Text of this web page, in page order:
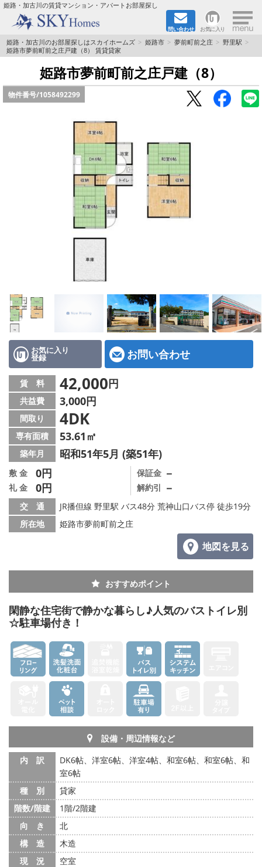
姫路・加古川の賃貸マンション・アパートお部屋探し
問い合わせ お気に入り ×
TOPページ
都市ガス·オール電化
☆新築物件☆
☆敷金＆礼金0円物件☆
☆ペット飼育可能物件☆
路線·駅から探す
スタッフ紹介
店舗情報·アクセス
会社概要
メールでお問い合わせ
姫路・加古川のお部屋探しはスカイホームズ 姫路市 夢前町前之庄
野里駅
姫路市夢前町前之庄戸建（8） 賃貸貸家
姫路市夢前町前之庄戸建（8）
物件番号/1058492299
お気に入り
登録 お問い合わせ
賃 料 42,000円
共益費 3,000円
間取り 4DK
専有面積 53.61㎡
築年月 昭和51年5月 (築51年)
敷 金 0円
礼 金 0円
保証金 －
解約引 －
交 通
JR播但線 野里駅 バス48分 荒神山口バス停 徒歩19分
所在地
姫路市夢前町前之庄
地図を見る
おすすめポイント
閑静な住宅街で静かな暮らし♪人気のバストイレ別
☆駐車場付き！
設備・周辺情報など
内 訳
DK6帖、洋室6帖、洋室4帖、和室6帖、和室6帖、和
室6帖
種 別
貸家
階数/階建
1階/2階建
向 き
北
構 造
木造
現 況
空室